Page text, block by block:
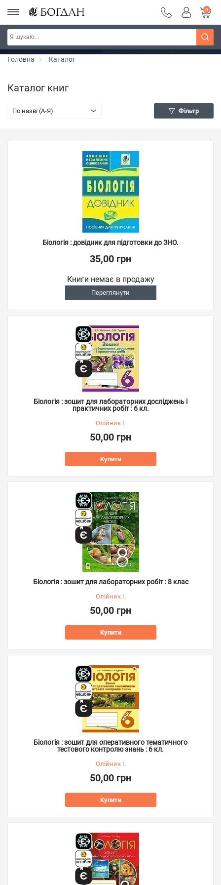
РОЗПРОДАЖ ~ 150 грн ~ 200 грн ~ 250 грн ~
300 грн ~ РОЗПРОДАЖ
Дізнатись більше
0
Головна Каталог
Каталог книг
По назві (A-Я) Фільтр
Біологія : довідник для підготовки до ЗНО.
35,00 грн
Книги немає в продажу
Переглянути
Біологія : зошит для лабораторних досліджень і
практичних робіт : 6 кл.
Олійник І.
50,00 грн
Купити
Біологія : зошит для лабораторних робіт : 8 клас
Олійник І.
50,00 грн
Купити
Біологія : зошит для оперативного тематичного
тестового контролю знань : 6 кл.
Олійник І.
50,00 грн
Купити